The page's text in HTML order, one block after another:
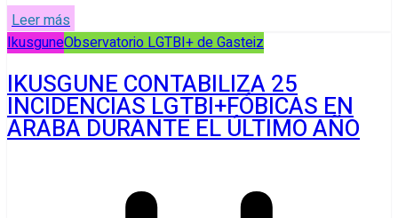
Leer más
IkusguneObservatorio LGTBI+ de Gasteiz
IKUSGUNE CONTABILIZA 25
INCIDENCIAS LGTBI+FÓBICAS EN
ARABA DURANTE EL ÚLTIMO AÑO